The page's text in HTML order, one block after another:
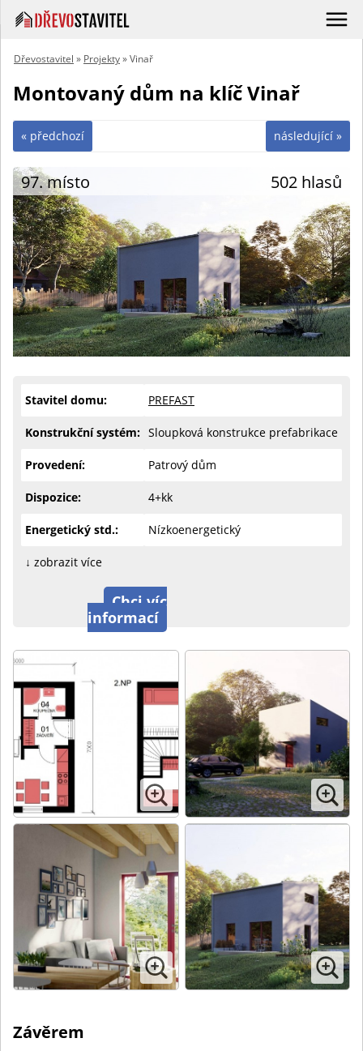
Dřevostavitel » Projekty» Vinař
Montovaný dům na klíč Vinař
následující »
« předchozí
97. místo 502 hlasů
Stavitel domu: PREFAST
Konstrukční systém: Sloupková konstrukce prefabrikace
Provedení: Patrový dům
Dispozice: 4+kk
Energetický std.: Nízkoenergetický
↓ zobrazit více
Chci víc
informací
Závěrem